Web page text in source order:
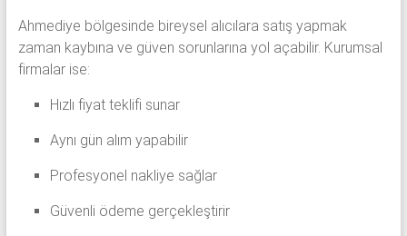
Ahmediye bölgesinde bireysel alıcılara satış yapmak
zaman kaybına ve güven sorunlarına yol açabilir. Kurumsal
firmalar ise:
Hızlı fiyat teklifi sunar
Aynı gün alım yapabilir
Profesyonel nakliye sağlar
Güvenli ödeme gerçekleştirir